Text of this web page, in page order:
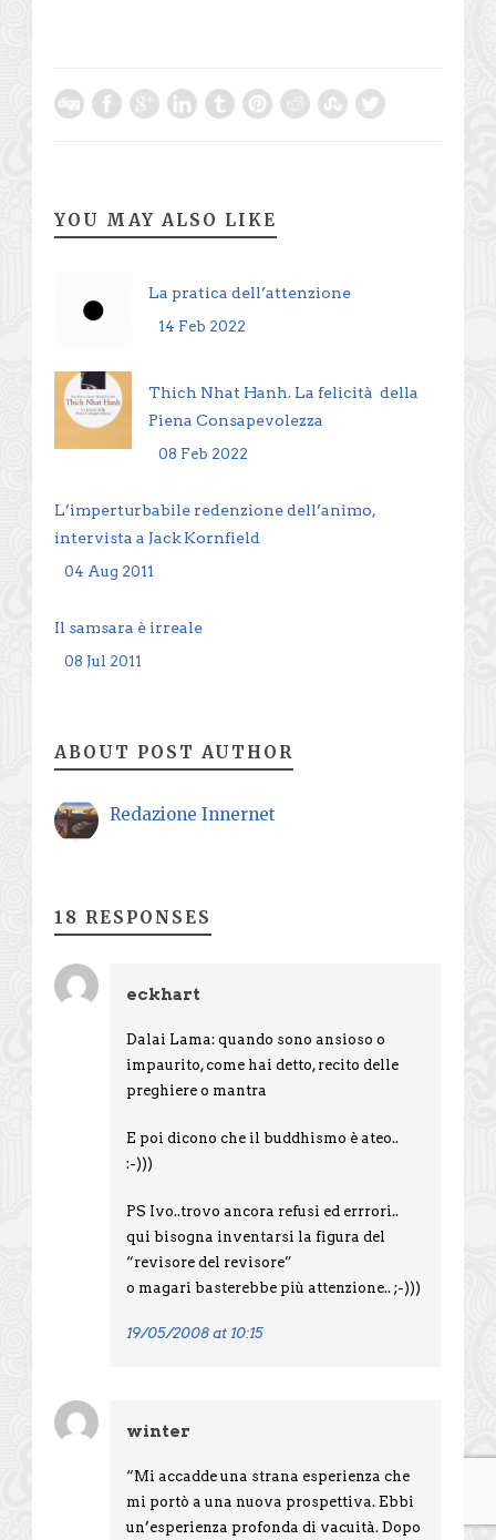
YOU MAY ALSO LIKE
La pratica dell’attenzione
14 Feb 2022
Thich Nhat Hanh. La felicità della
Piena Consapevolezza
08 Feb 2022
L’imperturbabile redenzione dell’animo,
intervista a Jack Kornfield
04 Aug 2011
Il samsara è irreale
08 Jul 2011
ABOUT POST AUTHOR
Redazione Innernet
18 RESPONSES
eckhart
Dalai Lama: quando sono ansioso o
impaurito, come hai detto, recito delle
preghiere o mantra
E poi dicono che il buddhismo è ateo..
:-)))
PS Ivo..trovo ancora refusi ed errrori..
qui bisogna inventarsi la figura del
“revisore del revisore”
o magari basterebbe più attenzione.. ;-)))
19/05/2008 at 10:15
winter
“Mi accadde una strana esperienza che
mi portò a una nuova prospettiva. Ebbi
un’esperienza profonda di vacuità. Dopo